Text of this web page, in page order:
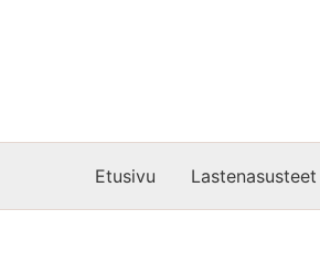
Etusivu Lastenasusteet